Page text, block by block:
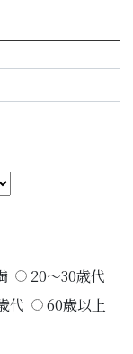
20～30歳代
代
60歳以上